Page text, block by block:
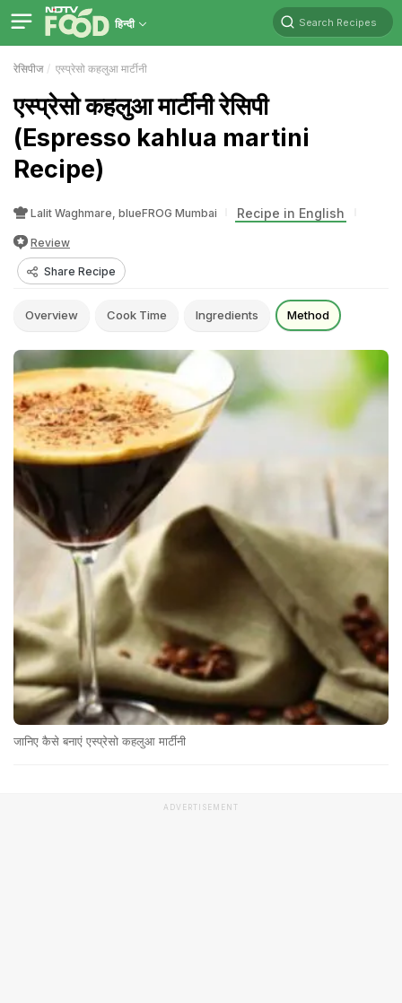
हिन्दी Search Recipes
रेसिपीज एस्प्रेसो कहलुआ मार्टीनी
एस्प्रेसो कहलुआ मार्टीनी रेसिपी
(Espresso kahlua martini
Recipe)
Lalit Waghmare, blueFROG Mumbai Recipe in English
Review
Share Recipe
Overview Cook Time Ingredients Method
जानिए कैसे बनाएं एस्प्रेसो कहलुआ मार्टीनी
ADVERTISEMENT